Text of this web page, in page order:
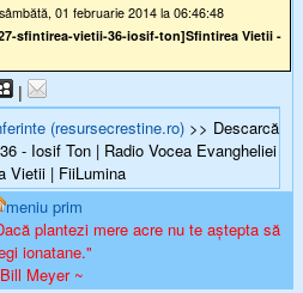
sâmbătă, 01 februarie 2014 la 06:46:48
sfintirea-vietii-36-iosif-ton]Sfintirea Vietii -
|
(resursecrestine.ro) >> Descarcă
- Iosif Ton | Radio Vocea Evangheliei
Vietii | FiiLumina
meniu prim
plantezi mere acre nu te aștepta să
ionatane."
Meyer ~